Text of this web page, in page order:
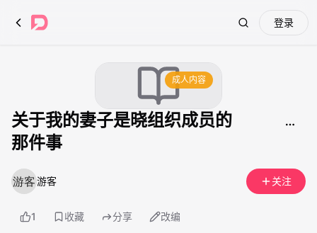
Search登录
成人内容
关于我的妻子是晓组织成员的
那件事
游客 关注
1 收藏 分享 改编